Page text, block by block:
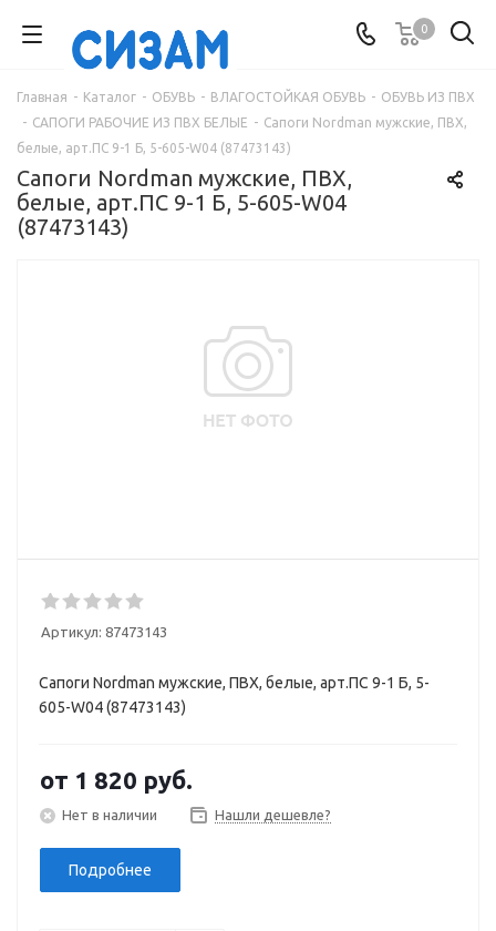
0
Главная - Каталог - ОБУВЬ - ВЛАГОСТОЙКАЯ ОБУВЬ - ОБУВЬ ИЗ ПВХ
- САПОГИ РАБОЧИЕ ИЗ ПВХ БЕЛЫЕ - Сапоги Nordman мужские, ПВХ,
белые, арт.ПС 9-1 Б, 5-605-W04 (87473143)
Сапоги Nordman мужские, ПВХ,
белые, арт.ПС 9-1 Б, 5-605-W04
(87473143)
Артикул: 87473143
Сапоги Nordman мужские, ПВХ, белые, арт.ПС 9-1 Б, 5-
605-W04 (87473143)
от 1 820 руб.
Нет в наличии Нашли дешевле?
Подробнее